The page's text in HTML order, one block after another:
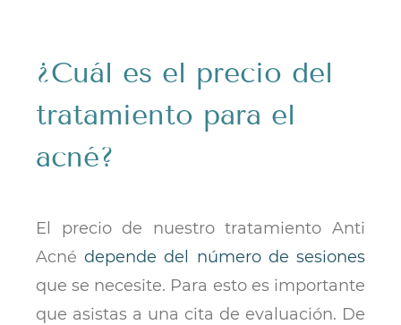
¿Cuál es el precio del
tratamiento para el
acné?
El precio de nuestro tratamiento Anti
Acnédepende del número de sesiones
que se necesite. Para esto es importante
que asistas a una cita de evaluación. De